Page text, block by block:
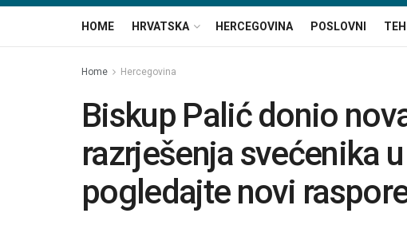
HOME HRVATSKA HERCEGOVINA POSLOVNI
Home Hercegovina
Biskup Palić donio
razrješenja svećenika
pogledajte novi